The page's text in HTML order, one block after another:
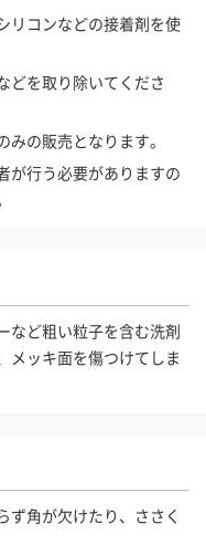
リコンなどの接着剤を使
どを取り除いてくださ
の販売となります。
が行う必要がありますの
など粗い粒子を含む洗剤
メッキ面を傷つけてしま
ず角が欠けたり、ささく